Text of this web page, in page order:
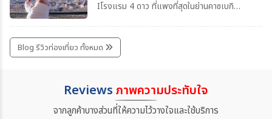
Iโรงแรม 4 ดาว ที่แพงที่สุดในย่านคาซเบกิ
ว้าวเหมือนเที่ยวในทวีปยุโรป แต่ว่าราคาและค่า
ครองชีพที่เราจับต้องได้สิ่งอำนวยความสะดวก
สะดวกขนาดนี้ถ้า เป็นประเทศไทย ราคาเกินหมื่นไป
เยอะแน่ๆ แล้วก็ไม่ได้หมายความว่าโรงแรมนี้ดี
ที่สุดนะ เพราะว่าถ้าใครลองหาข้อมูลโรงแรมย่าน
Blog รีวิวท่องเที่ยว ทั้งหมด
Reviews ภาพความประทับใจ
จากลูกค้าบางส่วนที่ให้ความไว้วางใจและใช้บริการ